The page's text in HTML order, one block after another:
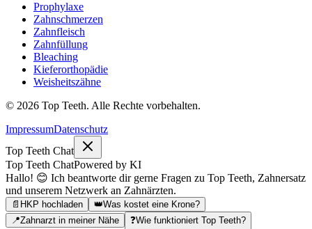
Prophylaxe
Zahnschmerzen
Zahnfleisch
Zahnfüllung
Bleaching
Kieferorthopädie
Weisheitszähne
© 2026 Top Teeth. Alle Rechte vorbehalten.
ImpressumDatenschutz
Top Teeth Chat
Top Teeth ChatPowered by KI
Hallo! 😊 Ich beantworte dir gerne Fragen zu Top Teeth, Zahnersatz
und unserem Netzwerk an Zahnärzten.
📄 HKP hochladen 👑Was kostet eine Krone?
📍Zahnarzt in meiner Nähe ❓Wie funktioniert Top Teeth?